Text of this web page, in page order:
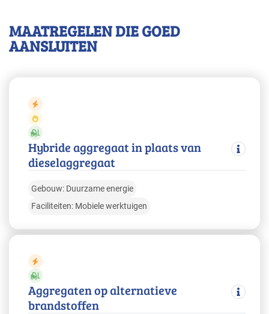
MAATREGELEN DIE GOED
AANSLUITEN
Hybride aggregaat in plaats van
dieselaggregaat
Gebouw: Duurzame energie
Faciliteiten: Mobiele werktuigen
Aggregaten op alternatieve
brandstoffen